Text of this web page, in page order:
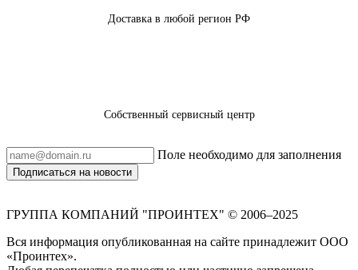
Доставка в любой регион РФ
Собственный сервисный центр
Поле необходимо для заполнения
Подписаться на новости
ГРУППА КОМПАНИЙ "ПРОИНТЕХ" © 2006–2025
Вся информация опубликованная на сайте принадлежит ООО
«Проинтех».